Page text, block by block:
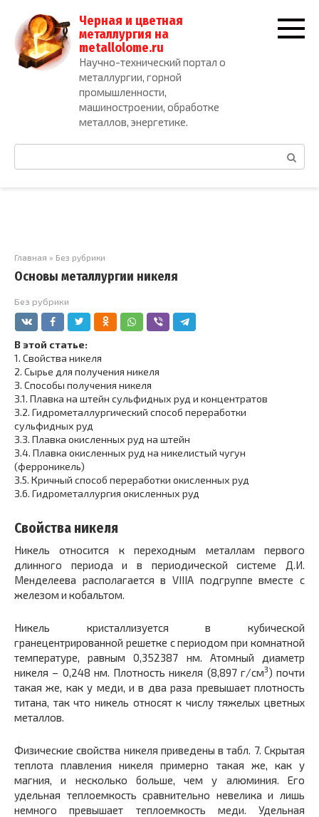
контенту
Черная и цветная
металлургия на
metallolome.ru
Научно-технический портал о
металлургии, горной
промышленности,
машиностроении, обработке
металлов, энергетике.
Главная » Без рубрики
Основы металлургии никеля
Без рубрики
В этой статье:
1. Свойства никеля
2. Сырье для получения никеля
3. Способы получения никеля
3.1. Плавка на штейн сульфидных руд и концентратов
3.2. Гидрометаллургический способ переработки
сульфидных руд
3.3. Плавка окисленных руд на штейн
3.4. Плавка окисленных руд на никелистый чугун
(ферроникель)
3.5. Кричный способ переработки окисленных руд
3.6. Гидрометаллургия окисленных руд
Свойства никеля
Никель относится к переходным металлам первого
длинного периода и в периодической системе Д.И.
Менделеева располагается в VIIIA подгруппе вместе с
железом и кобальтом.
Никель кристаллизуется в кубической
гранецентрированной решетке с периодом при комнатной
температуре, равным 0,352387 нм. Атомный диаметр
никеля – 0,248 нм. Плотность никеля (8,897 г/см3) почти
такая же, как у меди, и в два раза превышает плотность
титана, так что никель относят к числу тяжелых цветных
металлов.
Физические свойства никеля приведены в табл. 7. Скрытая
теплота плавления никеля примерно такая же, как у
магния, и несколько больше, чем у алюминия. Его
удельная теплоемкость сравнительно невелика и лишь
немного превышает теплоемкость меди. Удельная